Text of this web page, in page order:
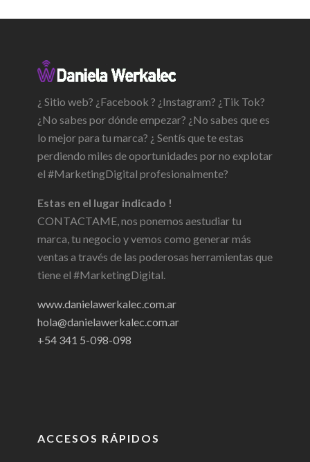
¿ Sitio web? ¿Facebook ? ¿Instagram? ¿Tik Tok?
¿No sabes por dónde empezar? ¿No sabes que es
lo mejor para tu marca? ¿ Sentís que te estas
perdiendo miles de oportunidades por no explotar
el #MarketingDigital profesionalmente?
Estas en el lugar indicado !
CONTACTAME, nos ponemos aestudiar tu
marca, tu negocio y vemos como generar más
ventas a través de las poderosas herramientas que
tiene el #MarketingDigital.
www.danielawerkalec.com.ar
hola@danielawerkalec.com.ar
+54 341 5-098-098
ACCESOS RÁPIDOS